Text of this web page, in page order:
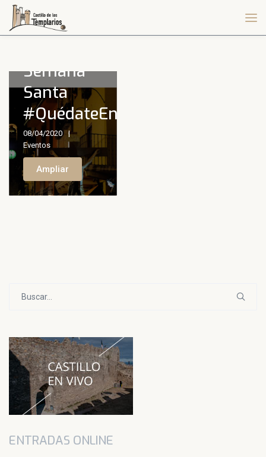
Semana
Santa
#QuédateEnCasa
08/04/2020
Eventos
Ampliar
ENTRADAS ONLINE